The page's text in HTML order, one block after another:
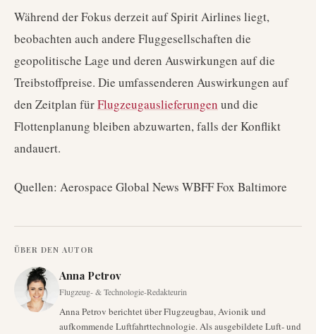
Während der Fokus derzeit auf Spirit Airlines liegt,
beobachten auch andere Fluggesellschaften die
geopolitische Lage und deren Auswirkungen auf die
Treibstoffpreise. Die umfassenderen Auswirkungen auf
den Zeitplan fürFlugzeugauslieferungen und die
Flottenplanung bleiben abzuwarten, falls der Konflikt
andauert.
Quellen: Aerospace Global News WBFF Fox Baltimore
ÜBER DEN AUTOR
Anna Petrov
Flugzeug- & Technologie-Redakteurin
Anna Petrov berichtet über Flugzeugbau, Avionik und
aufkommende Luftfahrttechnologie. Als ausgebildete Luft- und